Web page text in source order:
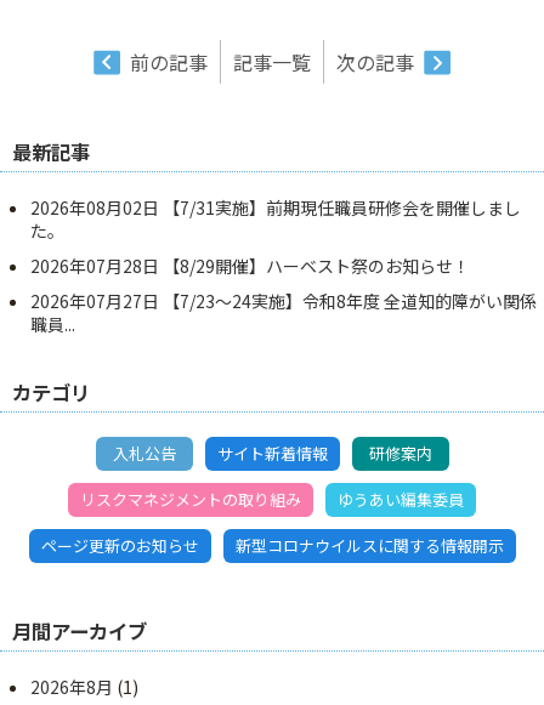
前の記事 記事一覧 次の記事
最新記事
2026年08月02日
【7/31実施】前期現任職員研修会を開催しまし
た。
2026年07月28日
【8/29開催】ハーベスト祭のお知らせ！
2026年07月27日
【7/23～24実施】令和8年度 全道知的障がい関係
職員...
カテゴリ
入札公告 サイト新着情報
研修案内
リスクマネジメントの取り組み
ゆうあい編集委員
ページ更新のお知らせ
新型コロナウイルスに関する情報開示
月間アーカイブ
2026年8月 (1)